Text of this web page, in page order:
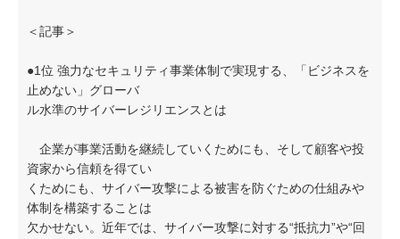
＜記事＞
●1位 強力なセキュリティ事業体制で実現する、「ビジネスを
止めない」グローバ
ル水準のサイバーレジリエンスとは
企業が事業活動を継続していくためにも、そして顧客や投
資家から信頼を得てい
くためにも、サイバー攻撃による被害を防ぐための仕組みや
体制を構築することは
欠かせない。近年では、サイバー攻撃に対する“抵抗力”や“回